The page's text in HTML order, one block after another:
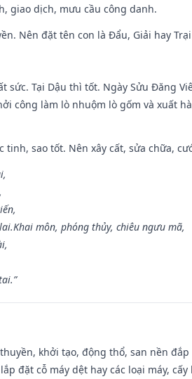
giao dịch, mưu cầu công danh.
Nên đặt tên con là Đẩu, Giải hay
sức. Tại Dậu thì tốt. Ngày Sửu Đăng
công làm lò nhuộm lò gốm và xuất
tinh, sao tốt. Nên xây cất, sửa chữa,
môn, phóng thủy, chiêu ngưu mã,
khởi tạo, động thổ, san nền
đặt cỗ máy dệt hay các loại máy,